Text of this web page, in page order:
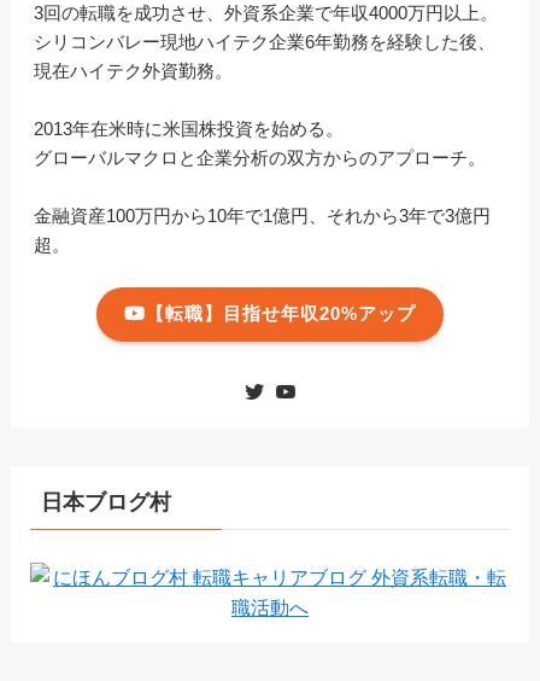
3回の転職を成功させ、外資系企業で年収4000万円以上。
シリコンバレー現地ハイテク企業6年勤務を経験した後、
現在ハイテク外資勤務。
2013年在米時に米国株投資を始める。
グローバルマクロと企業分析の双方からのアプローチ。
金融資産100万円から10年で1億円、それから3年で3億円
超。
【転職】目指せ年収20%アップ
日本ブログ村